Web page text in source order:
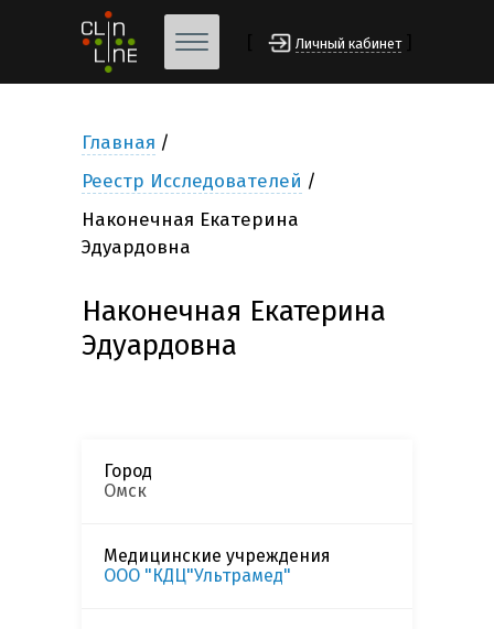
Личный кабинет
Главная
Реестр Исследователей
Наконечная Екатерина
Эдуардовна
Наконечная Екатерина
Эдуардовна
Город
Омск
Медицинские учреждения
ООО "КДЦ"Ультрамед"